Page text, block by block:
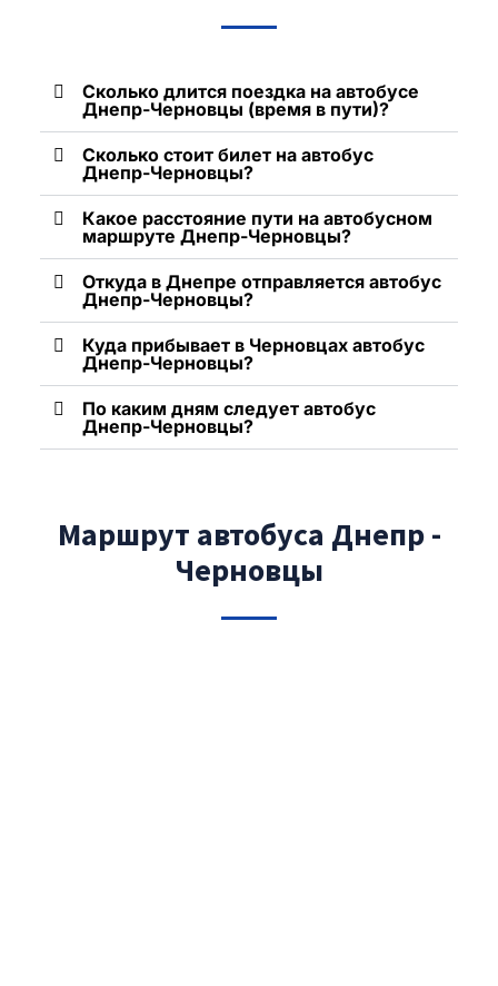
Сколько длится поездка на автобусе
Днепр-Черновцы (время в пути)?
Сколько стоит билет на автобус
Днепр-Черновцы?
Какое расстояние пути на автобусном
маршруте Днепр-Черновцы?
Откуда в Днепре отправляется автобус
Днепр-Черновцы?
Куда прибывает в Черновцах автобус
Днепр-Черновцы?
По каким дням следует автобус
Днепр-Черновцы?
Маршрут автобуса Днепр -
Черновцы